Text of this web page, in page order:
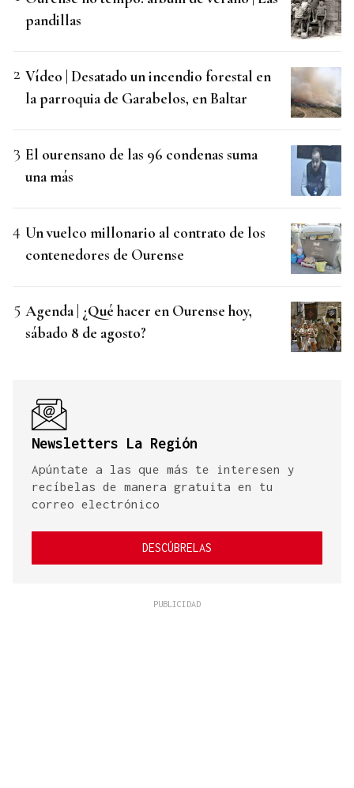
pandillas
Vídeo | Desatado un incendio forestal en
la parroquia de Garabelos, en Baltar
El ourensano de las 96 condenas suma
una más
Un vuelco millonario al contrato de los
contenedores de Ourense
Agenda | ¿Qué hacer en Ourense hoy,
sábado 8 de agosto?
Newsletters La Región
Apúntate a las que más te interesen y
recíbelas de manera gratuita en tu
correo electrónico
DESCÚBRELAS